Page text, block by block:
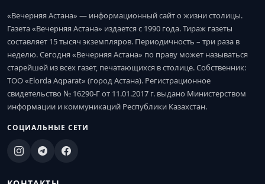
«Вечерняя Астана» — информационный сайт о жизни столицы.
Газета «Вечерняя Астана» издается с 1990 года. Тираж газеты
составляет 15 тысяч экземпляров. Периодичность – три раза в
неделю. Сегодня «Вечерняя Астана» по праву может называться
старейшей из всех газет, печатающихся в столице. Собственник:
ТОО «Elorda Aqparat» (город Астана). Регистрационное
свидетельство № 16290-Г от 11.01.2017 г. выдано Министерством
информации и коммуникаций Республики Казахстан.
СОЦИАЛЬНЫЕ СЕТИ